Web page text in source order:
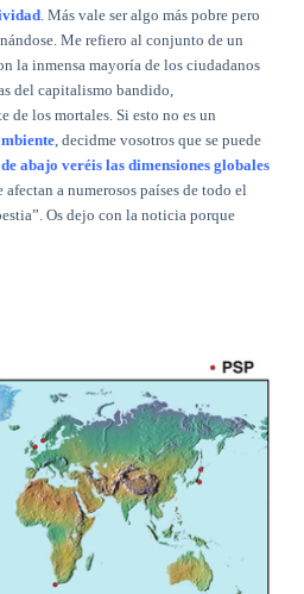
. Más vale ser algo más pobre pero
Me refiero al conjunto de un
la inmensa mayoría de los ciudadanos
del capitalismo bandido,
de los mortales. Si esto no es un
, decidme vosotros que se puede
abajo veréis las dimensiones globales
afectan a numerosos países de todo el
Os dejo con la noticia porque